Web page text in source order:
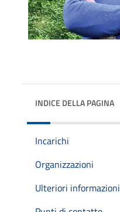
INDICE DELLA PAGINA
Incarichi
Organizzazioni
Ulteriori informazioni